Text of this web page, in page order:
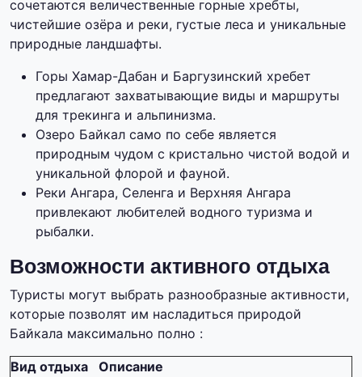
сочетаются величественные горные хребты,
чистейшие озёра и реки, густые леса и уникальные
природные ландшафты.
Горы Хамар-Дабан и Баргузинский хребет
предлагают захватывающие виды и маршруты
для трекинга и альпинизма.
Озеро Байкал само по себе является
природным чудом с кристально чистой водой и
уникальной флорой и фауной.
Реки Ангара, Селенга и Верхняя Ангара
привлекают любителей водного туризма и
рыбалки.
Возможности активного отдыха
Туристы могут выбрать разнообразные активности,
которые позволят им насладиться природой
Байкала максимально полно :
Вид отдыха
Описание